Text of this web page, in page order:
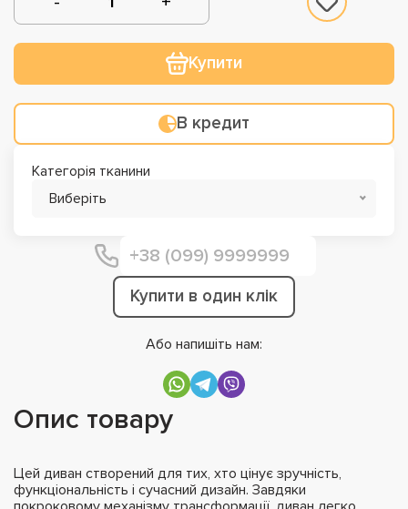
Купити
В кредит
Категорія тканини
Виберіть
Купити в один клік
Або напишіть нам:
Опис товару
Цей диван створений для тих, хто цінує зручність,
функціональність і сучасний дизайн. Завдяки